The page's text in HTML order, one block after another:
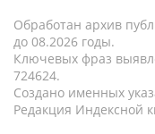
Обработан архив
до 08.2026 годы.
Ключевых фраз
724624.
Создано именных
Редакция Индексной